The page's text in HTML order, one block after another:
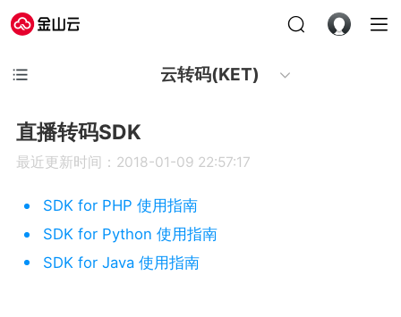
云转码(KET)
直播转码SDK
最近更新时间：2018-01-09 22:57:17
SDK for PHP 使用指南
SDK for Python 使用指南
SDK for Java 使用指南